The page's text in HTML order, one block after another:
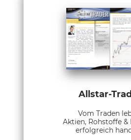
Allstar-
Vom Traden
Aktien, Rohstoffe &
erfolgreich